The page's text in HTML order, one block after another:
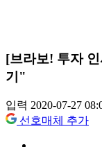
[브라보! 투자
기"
입력 2020-07-27
선호매체 추가